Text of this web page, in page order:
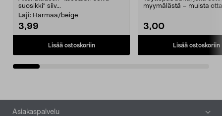
suosikki" siiv...
Laji: Harmaa/beige
3,99
Lisää ostoskoriin
myymälästä – muista
3,00
Lisää ostoskoriin
Alatunniste
Asiakaspalvelu